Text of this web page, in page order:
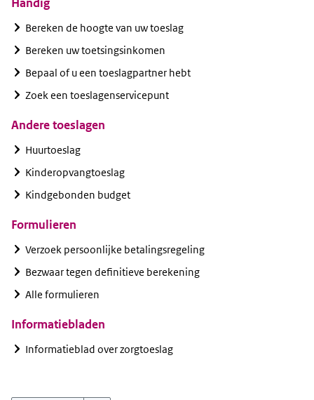
Bereken de hoogte van uw toeslag
Bereken uw toetsingsinkomen
Bepaal of u een toeslagpartner hebt
Zoek een toeslagenservicepunt
Andere toeslagen
Huurtoeslag
Kinderopvangtoeslag
Kindgebonden budget
Formulieren
Verzoek persoonlijke betalingsregeling
Bezwaar tegen definitieve berekening
Alle formulieren
Informatiebladen
Informatieblad over zorgtoeslag